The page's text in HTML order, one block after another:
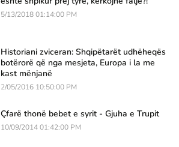
5/13/2018 01:14:00 PM
Historiani zviceran: Shqipëtarët udhëheqës
botërorë që nga mesjeta, Europa i la me
kast mënjanë
2/05/2016 10:50:00 PM
Çfarë thonë bebet e syrit - Gjuha e Trupit
10/09/2014 01:42:00 PM